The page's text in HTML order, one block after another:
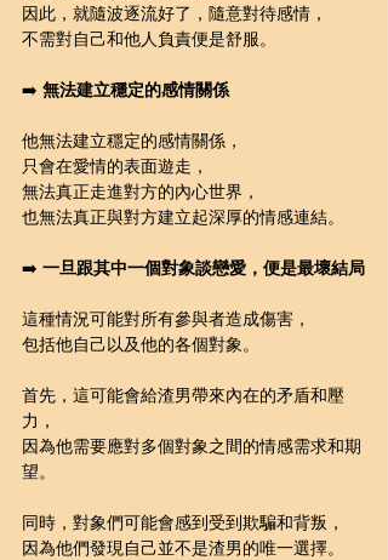
因此，就隨波逐流好了，隨意對待感情，
不需對自己和他人負責便是舒服。
➡️ 無法建立穩定的感情關係
他無法建立穩定的感情關係，
只會在愛情的表面遊走，
無法真正走進對方的內心世界，
也無法真正與對方建立起深厚的情感連結。
➡️ 一旦跟其中一個對象談戀愛，便是最壞結局
這種情況可能對所有參與者造成傷害，
包括他自己以及他的各個對象。
首先，這可能會給渣男帶來內在的矛盾和壓
力，
因為他需要應對多個對象之間的情感需求和期
望。
同時，對象們可能會感到受到欺騙和背叛，
因為他們發現自己並不是渣男的唯一選擇。